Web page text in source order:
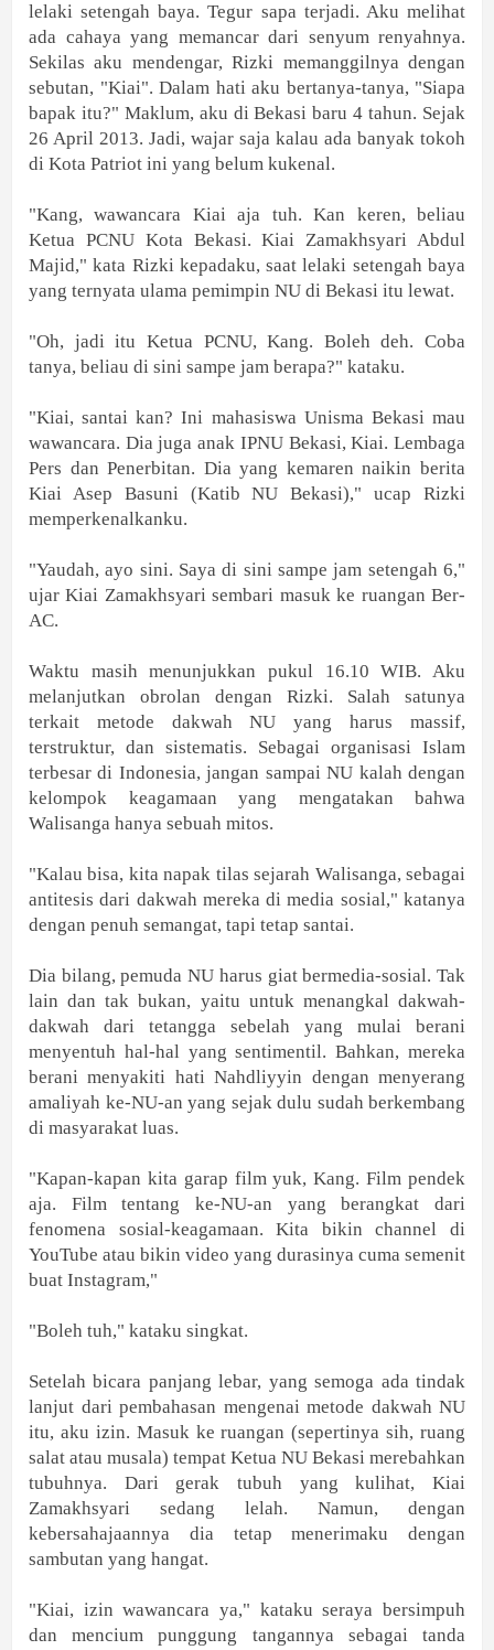
lelaki setengah baya. Tegur sapa terjadi. Aku melihat
ada cahaya yang memancar dari senyum renyahnya.
Sekilas aku mendengar, Rizki memanggilnya dengan
sebutan, "Kiai". Dalam hati aku bertanya-tanya, "Siapa
bapak itu?" Maklum, aku di Bekasi baru 4 tahun. Sejak
26 April 2013. Jadi, wajar saja kalau ada banyak tokoh
di Kota Patriot ini yang belum kukenal.
"Kang, wawancara Kiai aja tuh. Kan keren, beliau
Ketua PCNU Kota Bekasi. Kiai Zamakhsyari Abdul
Majid," kata Rizki kepadaku, saat lelaki setengah baya
yang ternyata ulama pemimpin NU di Bekasi itu lewat.
"Oh, jadi itu Ketua PCNU, Kang. Boleh deh. Coba
tanya, beliau di sini sampe jam berapa?" kataku.
"Kiai, santai kan? Ini mahasiswa Unisma Bekasi mau
wawancara. Dia juga anak IPNU Bekasi, Kiai. Lembaga
Pers dan Penerbitan. Dia yang kemaren naikin berita
Kiai Asep Basuni (Katib NU Bekasi)," ucap Rizki
memperkenalkanku.
"Yaudah, ayo sini. Saya di sini sampe jam setengah 6,"
ujar Kiai Zamakhsyari sembari masuk ke ruangan Ber-
AC.
Waktu masih menunjukkan pukul 16.10 WIB. Aku
melanjutkan obrolan dengan Rizki. Salah satunya
terkait metode dakwah NU yang harus massif,
terstruktur, dan sistematis. Sebagai organisasi Islam
terbesar di Indonesia, jangan sampai NU kalah dengan
kelompok keagamaan yang mengatakan bahwa
Walisanga hanya sebuah mitos.
"Kalau bisa, kita napak tilas sejarah Walisanga, sebagai
antitesis dari dakwah mereka di media sosial," katanya
dengan penuh semangat, tapi tetap santai.
Dia bilang, pemuda NU harus giat bermedia-sosial. Tak
lain dan tak bukan, yaitu untuk menangkal dakwah-
dakwah dari tetangga sebelah yang mulai berani
menyentuh hal-hal yang sentimentil. Bahkan, mereka
berani menyakiti hati Nahdliyyin dengan menyerang
amaliyah ke-NU-an yang sejak dulu sudah berkembang
di masyarakat luas.
"Kapan-kapan kita garap film yuk, Kang. Film pendek
aja. Film tentang ke-NU-an yang berangkat dari
fenomena sosial-keagamaan. Kita bikin channel di
YouTube atau bikin video yang durasinya cuma semenit
buat Instagram,"
"Boleh tuh," kataku singkat.
Setelah bicara panjang lebar, yang semoga ada tindak
lanjut dari pembahasan mengenai metode dakwah NU
itu, aku izin. Masuk ke ruangan (sepertinya sih, ruang
salat atau musala) tempat Ketua NU Bekasi merebahkan
tubuhnya. Dari gerak tubuh yang kulihat, Kiai
Zamakhsyari sedang lelah. Namun, dengan
kebersahajaannya dia tetap menerimaku dengan
sambutan yang hangat.
"Kiai, izin wawancara ya," kataku seraya bersimpuh
dan mencium punggung tangannya sebagai tanda